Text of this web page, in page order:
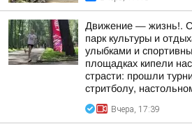
Движение — жизнь!.
парк культуры и
улыбками и
площадках кипели
страсти: прошли
стритболу,
Вчера, 17:39